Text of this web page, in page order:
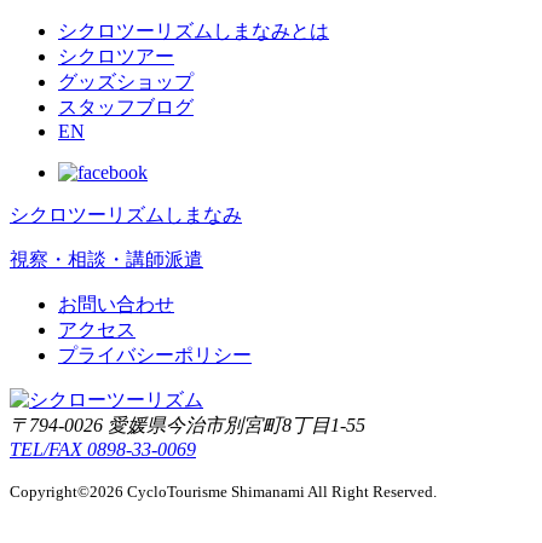
シクロツーリズムしまなみとは
シクロツアー
グッズショップ
スタッフブログ
EN
シクロツーリズムしまなみ
視察・相談・講師派遣
お問い合わせ
アクセス
プライバシーポリシー
〒794-0026 愛媛県今治市別宮町8丁目1-55
TEL/FAX 0898-33-0069
Copyright©2026 CycloTourisme Shimanami All Right Reserved.